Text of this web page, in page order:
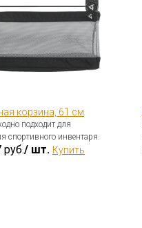
корзина, 61 см
подходит для
спортивного инвентаря.
руб./ шт. Купить